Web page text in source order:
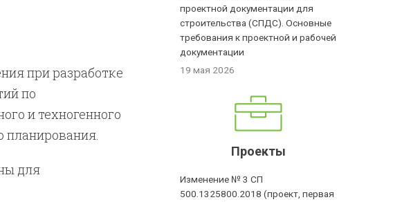
при разработке
по
и техногенного
планирования.
для
проектной документации для
строительства (СПДС). Основные
требования к проектной и рабочей
документации
19 мая 2026
Проекты
Изменение № 3 СП
500.1325800.2018 (проект, первая